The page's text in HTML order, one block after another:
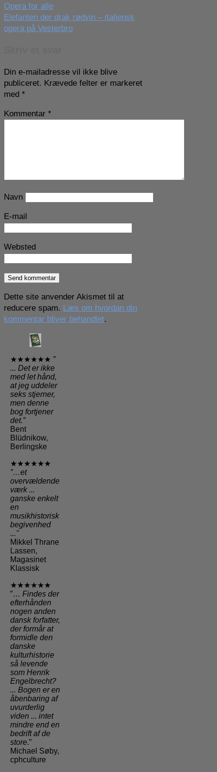
Indlægsnavigation
Opera for alle
Elefanten der drak rødvin – italiensk
opera på Vesterbro
Din e-mailadresse vil ikke blive
publiceret. Krævede felter er markeret
med *
Kommentar *
Navn
E-mail
Websted
Dette site anvender Akismet til at
reducere spam. Læs om hvordan din
kommentar bliver behandlet.
★★★★★★ ”
... Det er ikke
med let hånd,
at jeg uddeler
seks stjerner,
men denne
bog fortjener
det.”
Bent
Blüdnikow,
Berlingske
★★★★★★
”…et
overvældende
værk ...
ganske enkelt
en
musikhistorisk
begivenhed
..."
Mikkel Thrane
Lassen,
Magasinet
Klassisk
★★★★★★
”… Findes der
efterhånden
nogen anden
dansk forfatter,
der formår at
formidle den
danske
kulturhistorie
så levende
som Henrik
Engelbrecht?
... Bogen er en
åbenbaring af
uvurderlig
viden ... intet
mindre end en
bedrift af de
store.”
Michael Søby,
cphculture